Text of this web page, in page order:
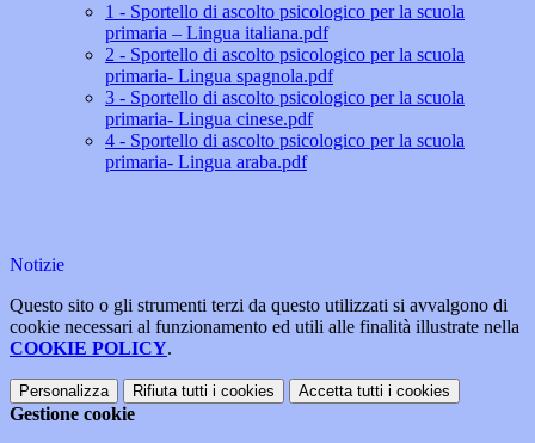
1 - Sportello di ascolto psicologico per la scuola
primaria – Lingua italiana.pdf
2 - Sportello di ascolto psicologico per la scuola
primaria- Lingua spagnola.pdf
3 - Sportello di ascolto psicologico per la scuola
primaria- Lingua cinese.pdf
4 - Sportello di ascolto psicologico per la scuola
primaria- Lingua araba.pdf
Notizie
Questo sito o gli strumenti terzi da questo utilizzati si avvalgono di
cookie necessari al funzionamento ed utili alle finalità illustrate nella
COOKIE POLICY.
Personalizza Rifiuta tutti i cookies Accetta tutti i cookies
Gestione cookie